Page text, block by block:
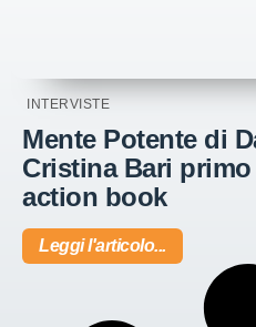
INTERVISTE
Mente Potente di
Cristina Bari
action book
Leggi l'articolo...